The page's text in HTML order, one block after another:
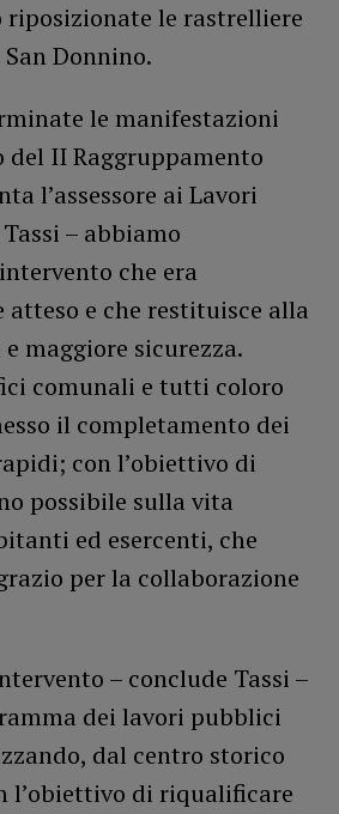
riposizionate le rastrelliere
Donnino.
le manifestazioni
del II Raggruppamento
l’assessore ai Lavori
– abbiamo
che era
e che restituisce alla
maggiore sicurezza.
comunali e tutti coloro
il completamento dei
con l’obiettivo di
possibile sulla vita
ed esercenti, che
per la collaborazione
– conclude Tassi –
dei lavori pubblici
dal centro storico
l’obiettivo di riqualificare